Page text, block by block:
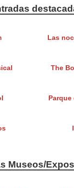
Las
The
Museos/